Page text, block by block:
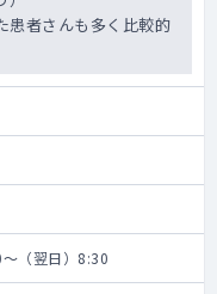
患者さんも多く比較的
（翌日）8:30